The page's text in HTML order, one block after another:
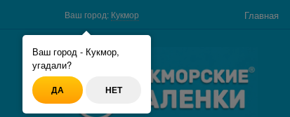
Ваш город - Кукмор,
угадали?
ДА НЕТ
Ваш город: Кукмор Главная